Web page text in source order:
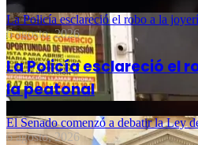
La Policía esclareció el robo a la
6 agosto, 2026
La Policía esclareció el
la peatonal
El Senado comenzó a debatir la Ley
6 agosto, 2026